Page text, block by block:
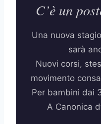
C’è un
Una nuova
sarà
Nuovi corsi,
movimento
Per bambini dai
A Canonica